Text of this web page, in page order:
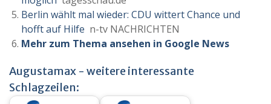
Berlin wählt mal wieder: CDU wittert Chance und
hofft auf Hilfe n-tv NACHRICHTEN
Mehr zum Thema ansehen in Google News
Augustamax - weitere interessante
Schlagzeilen: